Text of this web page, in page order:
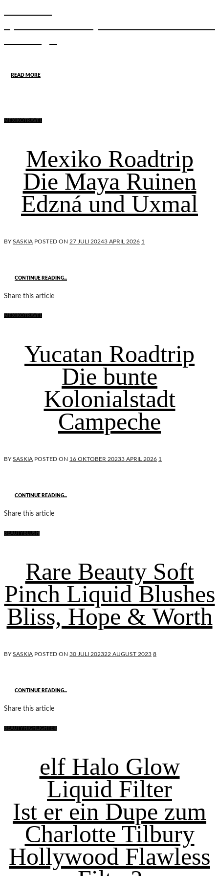
READ MORE
MEXIKO TRAVEL
Mexiko Roadtrip
Die Maya Ruinen
Edzná und Uxmal
BYSASKIA POSTED ON 27 JULI 20243 APRIL 2026 1
CONTINUE READING...
Share this article
MEXIKO TRAVEL
Yucatan Roadtrip
Die bunte
Kolonialstadt
Campeche
BYSASKIA POSTED ON 16 OKTOBER 20233 APRIL 2026 1
CONTINUE READING...
Share this article
BEAUTY BLUSH
Rare Beauty Soft
Pinch Liquid Blushes
Bliss, Hope & Worth
BYSASKIA POSTED ON 30 JULI 202322 AUGUST 2023 8
CONTINUE READING...
Share this article
BEAUTY HIGHLIGHTER
elf Halo Glow
Liquid Filter
Ist er ein Dupe zum
Charlotte Tilbury
Hollywood Flawless